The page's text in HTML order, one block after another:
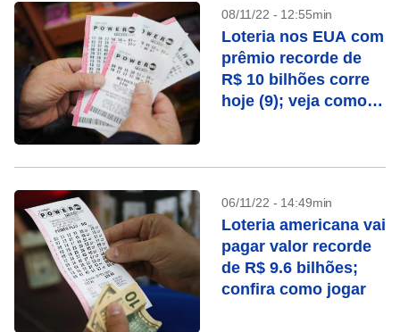
08/11/22 - 12:55min
Loteria nos EUA com
prêmio recorde de
R$ 10 bilhões corre
hoje (9); veja como
06/11/22 - 14:49min
Loteria americana vai
pagar valor recorde
de R$ 9.6 bilhões;
confira como jogar